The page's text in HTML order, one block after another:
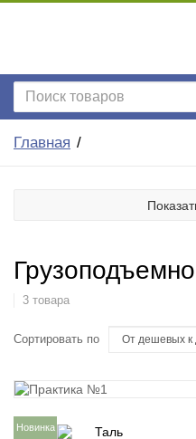
Главная
3 товара
Сортировать по
Новинка